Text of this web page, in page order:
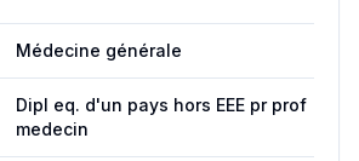
Médecine générale
Dipl eq. d'un pays hors EEE pr prof
medecin